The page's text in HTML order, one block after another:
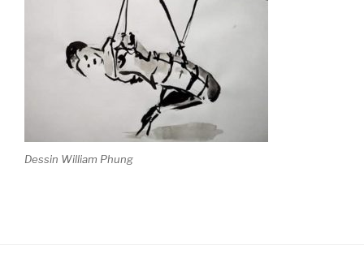
Dessin William Phung